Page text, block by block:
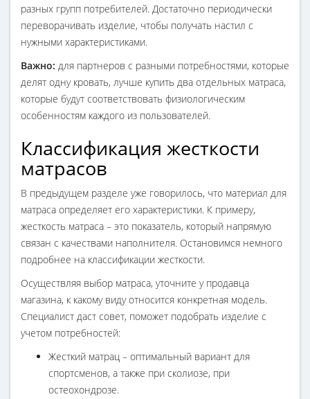
разных групп потребителей. Достаточно периодически
переворачивать изделие, чтобы получать настил с
нужными характеристиками.
Важно: для партнеров с разными потребностями, которые
делят одну кровать, лучше купить два отдельных матраса,
которые будут соответствовать физиологическим
особенностям каждого из пользователей.
Классификация жесткости
матрасов
В предыдущем разделе уже говорилось, что материал для
матраса определяет его характеристики. К примеру,
жесткость матраса – это показатель, который напрямую
связан с качествами наполнителя. Остановимся немного
подробнее на классификации жесткости.
Осуществляя выбор матраса, уточните у продавца
магазина, к какому виду относится конкретная модель.
Специалист даст совет, поможет подобрать изделие с
учетом потребностей:
Жесткий матрац – оптимальный вариант для
спортсменов, а также при сколиозе, при
остеохондрозе.